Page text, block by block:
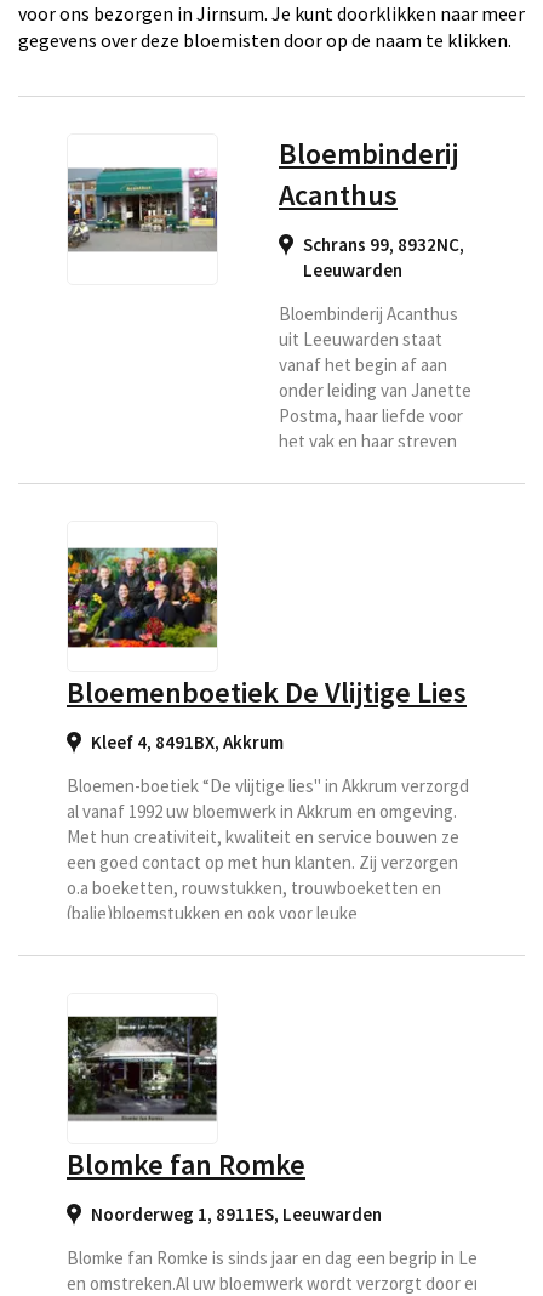
voor ons bezorgen in Jirnsum. Je kunt doorklikken naar meer
gegevens over deze bloemisten door op de naam te klikken.
Bloembinderij
Acanthus
Schrans 99, 8932NC,
Leeuwarden
Bloembinderij Acanthus
uit Leeuwarden staat
vanaf het begin af aan
onder leiding van Janette
Postma, haar liefde voor
het vak en haar streven
de zaak terug te zien. Zij
centrum te vestigen. Haar
Bloemenboetiek De Vlijtige Lies
Kleef 4, 8491BX, Akkrum
Bloemen-boetiek “De vlijtige lies" in Akkrum verzorgd
al vanaf 1992 uw bloemwerk in Akkrum en omgeving.
Met hun creativiteit, kwaliteit en service bouwen ze
een goed contact op met hun klanten. Zij verzorgen
o.a boeketten, rouwstukken, trouwboeketten en
(balie)bloemstukken en ook voor leuke
goede adres. Wij bezorgen graag uw gekozen
Blomke fan Romke
Noorderweg 1, 8911ES, Leeuwarden
Blomke fan Romke is sinds jaar en dag een begrip in
en omstreken.Al uw bloemwerk wordt verzorgt door ervaren